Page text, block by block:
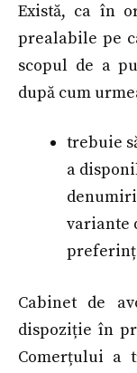
Există, ca în
prealabile pe
scopul de a
după cum
trebuie
a
variante
Cabinet de
dispoziție în
Comerțului a